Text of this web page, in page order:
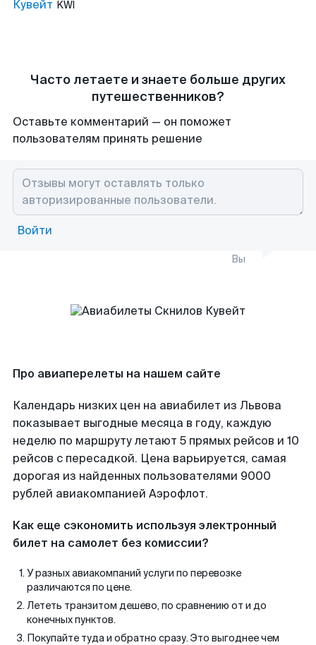
Кувейт KWI
Часто летаете и знаете больше других
путешественников?
Оставьте комментарий — он поможет
пользователям принять решение
Войти
Вы
Про авиаперелеты на нашем сайте
Календарь низких цен на авиабилет из Львова
показывает выгодные месяца в году, каждую
неделю по маршруту летают 5 прямых рейсов и 10
рейсов с пересадкой. Цена варьируется, самая
дорогая из найденных пользователями 9000
рублей авиакомпанией Аэрофлот.
Как еще сэкономить используя электронный
билет на самолет без комиссии?
У разных авиакомпаний услуги по перевозке
различаются по цене.
Лететь транзитом дешево, по сравнению от и до
конечных пунктов.
Покупайте туда и обратно сразу. Это выгоднее чем